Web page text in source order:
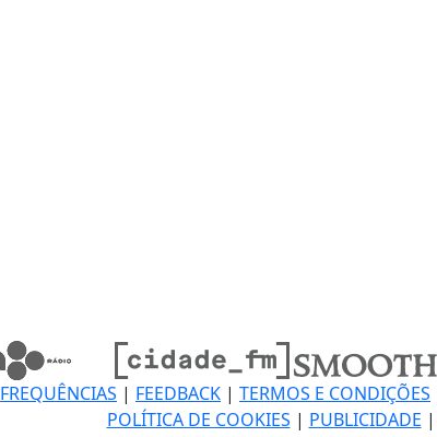
FREQUÊNCIAS | FEEDBACK | TERMOS E CONDIÇÕES
POLÍTICA DE COOKIES | PUBLICIDADE |